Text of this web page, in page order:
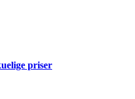
priser